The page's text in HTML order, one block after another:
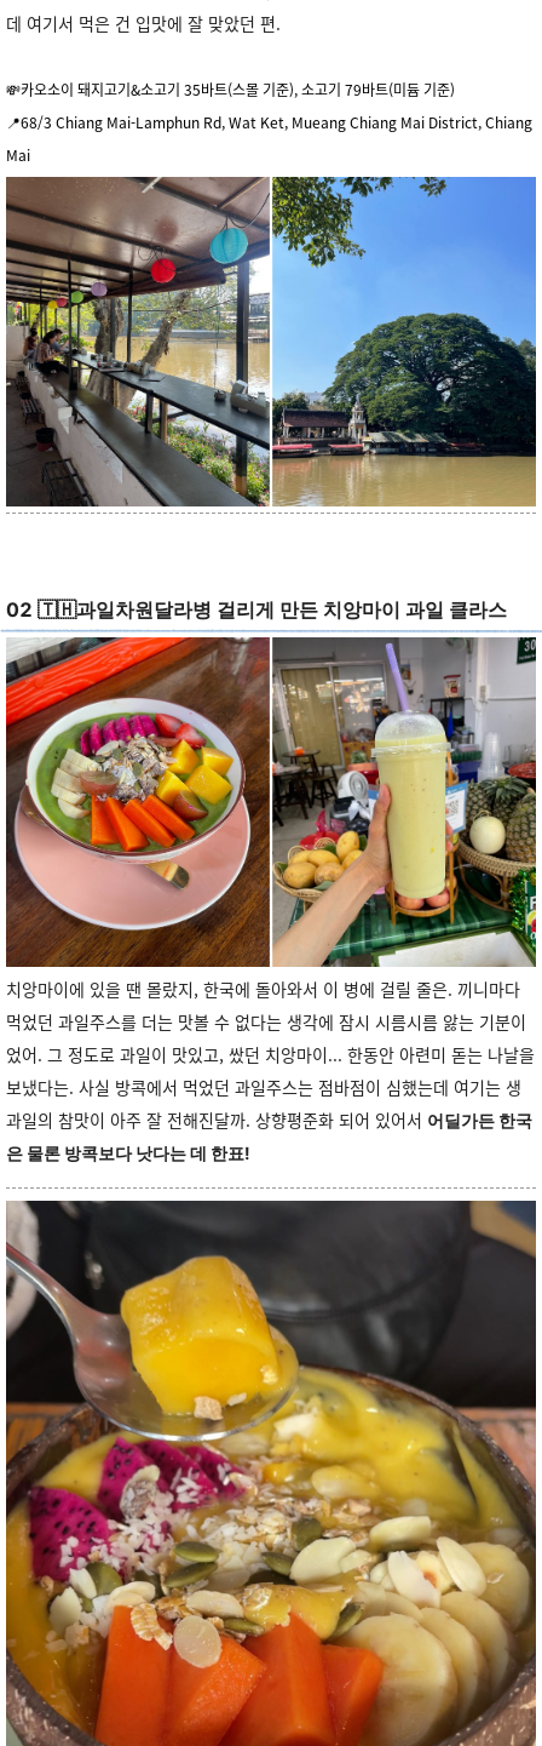
데 여기서 먹은 건 입맛에 잘 맞았던 편.
💸카오소이 돼지고기&소고기 35바트(스몰 기준), 소고기 79바트(미듐 기준)
📍68/3 Chiang Mai-Lamphun Rd, Wat Ket, Mueang Chiang Mai District, Chiang
Mai
02 🇹🇭과일차원달라병 걸리게 만든 치앙마이 과일 클라스
치앙마이에 있을 땐 몰랐지, 한국에 돌아와서 이 병에 걸릴 줄은. 끼니마다
먹었던 과일주스를 더는 맛볼 수 없다는 생각에 잠시 시름시름 앓는 기분이
었어. 그 정도로 과일이 맛있고, 쌌던 치앙마이... 한동안 아련미 돋는 나날을
보냈다는. 사실 방콕에서 먹었던 과일주스는 점바점이 심했는데 여기는 생
과일의 참맛이 아주 잘 전해진달까. 상향평준화 되어 있어서 어딜가든 한국
은 물론 방콕보다 낫다는 데 한표!